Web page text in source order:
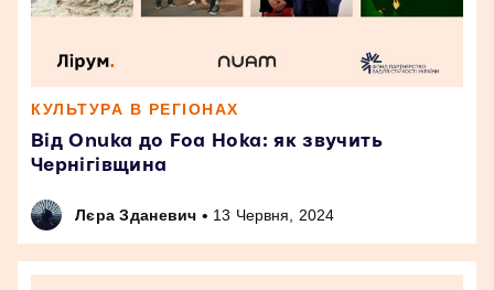
КУЛЬТУРА В РЕГІОНАХ
Від Onuka до Foa Hoka: як звучить
Чернігівщина
Лєра Зданевич • 13 Червня, 2024